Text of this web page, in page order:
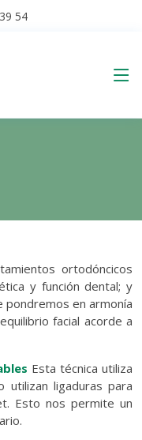
54
ortodóncicos
y función dental; y
en armonía
facial acorde a
Esta técnica utiliza
utilizan ligaduras para
Esto nos permite un